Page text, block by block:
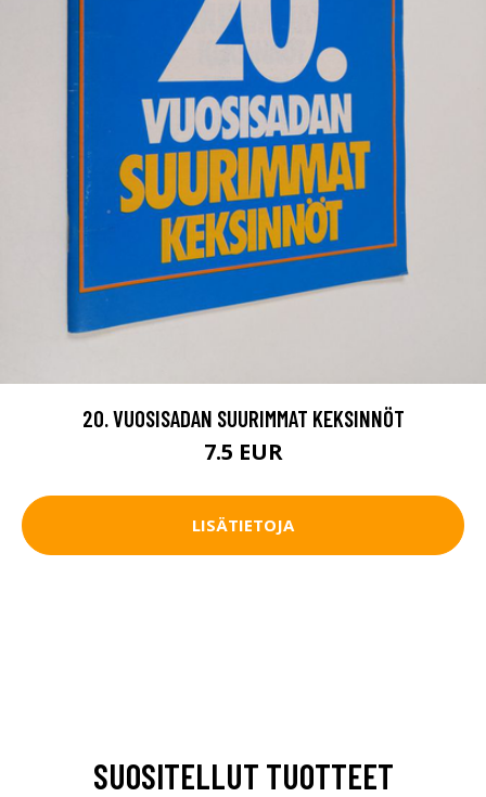
20. VUOSISADAN SUURIMMAT KEKSINNÖT
7.5 EUR
LISÄTIETOJA
SUOSITELLUT TUOTTEET